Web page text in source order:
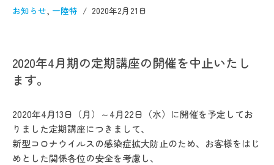
お知らせ, 一陸特 2020年2月21日
2020年4月期の定期講座の開催を中止いたし
ます。
2020年4月13日（月）～4月22日（水）に開催を予定してお
りました定期講座につきまして、
新型コロナウイルスの感染症拡大防止のため、お客様をはじ
めとした関係各位の安全を考慮し、